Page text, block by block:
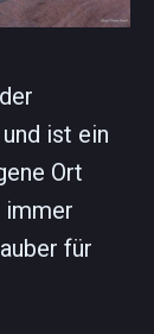
ist ein
Ort
immer
für